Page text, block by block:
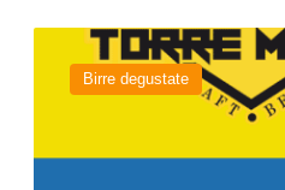
birrificio
Birre degustate